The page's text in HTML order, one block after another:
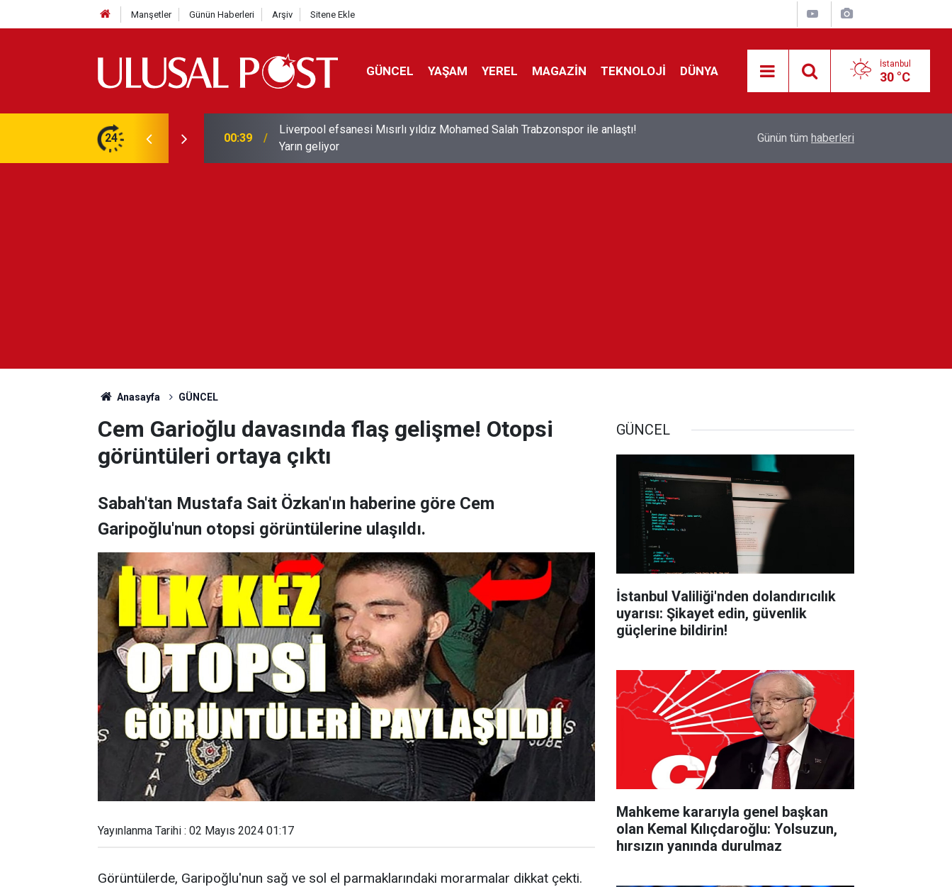
Manşetler Günün Haberleri Arşiv Sitene Ekle
GÜNCEL YAŞAM YEREL MAGAZİN TEKNOLOJİ DÜNYA İstanbul
30 °C
24 00:39
Liverpool efsanesi Mısırlı yıldız Mohamed Salah Trabzonspor ile anlaştı!
Yarın geliyor
Feridun Düzağaç sahnelere ara verdi: ''En az
Günün tüm haberleri
Anasayfa GÜNCEL
Cem Garioğlu davasında flaş gelişme! Otopsi
görüntüleri ortaya çıktı
Sabah'tan Mustafa Sait Özkan'ın haberine göre Cem
Garipoğlu'nun otopsi görüntülerine ulaşıldı.
Yayınlanma Tarihi : 02 Mayıs 2024 01:17
Görüntülerde, Garipoğlu'nun sağ ve sol el parmaklarındaki morarmalar dikkat çekti.
GÜNCEL
İstanbul Valiliği'nden dolandırıcılık
uyarısı: Şikayet edin, güvenlik
güçlerine bildirin!
Mahkeme kararıyla genel başkan
olan Kemal Kılıçdaroğlu: Yolsuzun,
hırsızın yanında durulmaz